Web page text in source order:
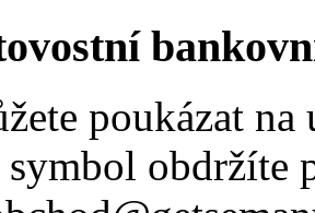
poukázat
obdržíte